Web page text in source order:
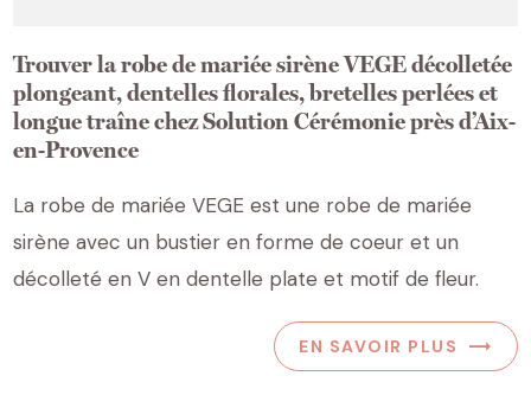
Trouver la robe de mariée sirène VEGE décolletée
plongeant, dentelles florales, bretelles perlées et
longue traîne chez Solution Cérémonie près d’Aix-
en-Provence
La robe de mariée VEGE est une robe de mariée
sirène avec un bustier en forme de coeur et un
décolleté en V en dentelle plate et motif de fleur.
EN SAVOIR PLUS